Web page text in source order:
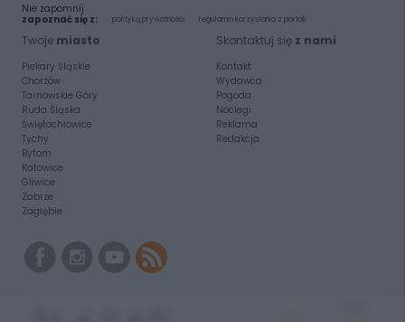
Nie zapomnij
zapoznać się z:
polityką prywatności regulamin korzystania z portali
Twoje miasto
Piekary Śląskie
Chorzów
Tarnowskie Góry
Ruda Śląska
Świętochłowice
Tychy
Bytom
Katowice
Gliwice
Zabrze
Zagłębie
Skontaktuj się z nami
Kontakt
Wydawca
Pogoda
Noclegi
Reklama
Redakcja